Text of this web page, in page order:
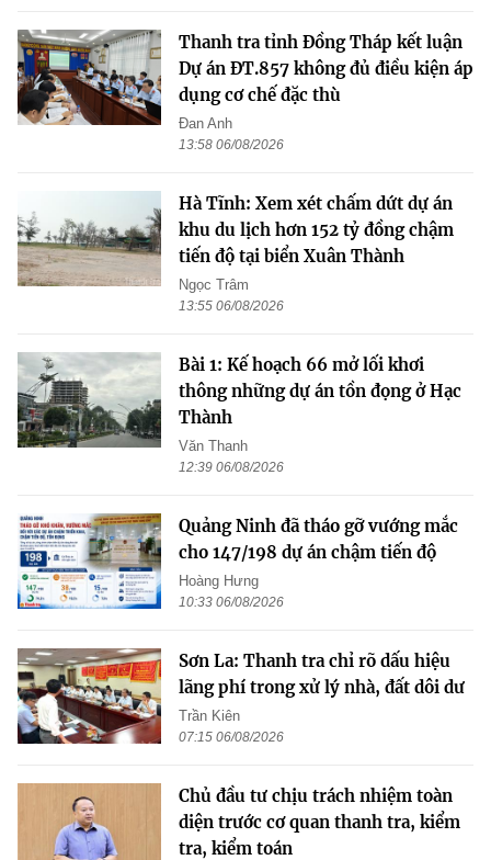
Thanh tra tỉnh Đồng Tháp kết luận
Dự án ĐT.857 không đủ điều kiện áp
dụng cơ chế đặc thù
Đan Anh
13:58 06/08/2026
Hà Tĩnh: Xem xét chấm dứt dự án
khu du lịch hơn 152 tỷ đồng chậm
tiến độ tại biển Xuân Thành
Ngọc Trâm
13:55 06/08/2026
Bài 1: Kế hoạch 66 mở lối khơi
thông những dự án tồn đọng ở Hạc
Thành
Văn Thanh
12:39 06/08/2026
Quảng Ninh đã tháo gỡ vướng mắc
cho 147/198 dự án chậm tiến độ
Hoàng Hưng
10:33 06/08/2026
Sơn La: Thanh tra chỉ rõ dấu hiệu
lãng phí trong xử lý nhà, đất dôi dư
Trần Kiên
07:15 06/08/2026
Chủ đầu tư chịu trách nhiệm toàn
diện trước cơ quan thanh tra, kiểm
tra, kiểm toán